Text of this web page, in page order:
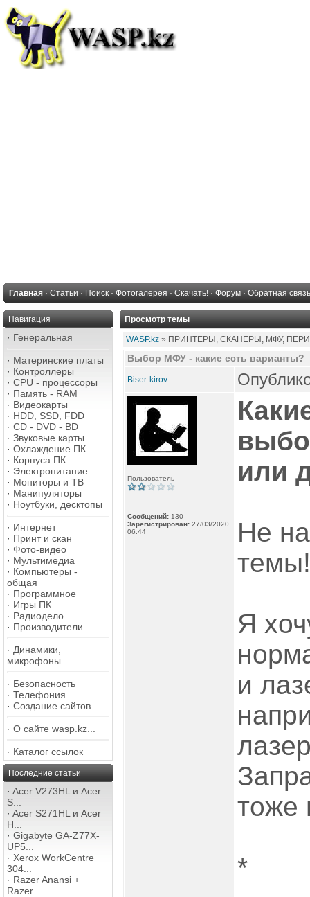
Главная · Статьи · Поиск · Фотогалерея · Скачать! · Форум · Обратная связь
Навигация
· Генеральная
· Материнские платы
· Контроллеры
· CPU - процессоры
· Память - RAM
· Видеокарты
· HDD, SSD, FDD
· CD - DVD - BD
· Звуковые карты
· Охлаждение ПК
· Корпуса ПК
· Электропитание
· Мониторы и ТВ
· Манипуляторы
· Ноутбуки, десктопы
· Интернет
· Принт и скан
· Фото-видео
· Мультимедиа
· Компьютеры -
общая
· Программное
· Игры ПК
· Радиодело
· Производители
· Динамики,
микрофоны
· Безопасность
· Телефония
· Создание сайтов
· О сайте wasp.kz...
· Каталог ссылок
Последние статьи
· Acer V273HL и Acer
S...
· Acer S271HL и Acer
H...
· Gigabyte GA-Z77X-
UP5...
· Xerox WorkCentre
304...
· Razer Anansi +
Razer...
Просмотр темы
WASP.kz » ПРИНТЕРЫ, СКАНЕРЫ, МФУ,
Выбор МФУ - какие есть варианты?
Biser-kirov
Пользователь
Сообщений: 130
Зарегистрирован: 27/03/2020
06:44
или
Не
темы!
Я
и
тоже
*